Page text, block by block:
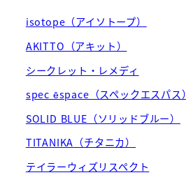
isotope（アイソトープ）
AKITTO（アキット）
シークレット・レメディ
spec ēspace（スペックエスパス）
SOLID BLUE（ソリッドブルー）
TITANIKA（チタニカ）
テイラーウィズリスペクト